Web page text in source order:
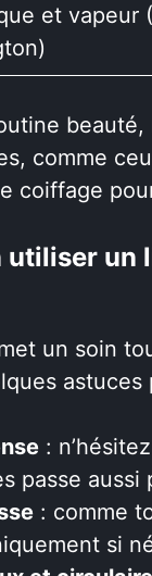
et vapeur
beauté,
comme
coiffage
un
un soin
:
passe
: comme
si